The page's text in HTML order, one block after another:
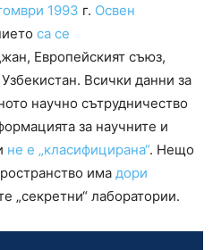
1993 г. Освен
са се
Европейският съюз,
Всички данни за
научно сътрудничество
за научните и
не е „класифицирана“. Нещо
има дори
„секретни“ лаборатории.